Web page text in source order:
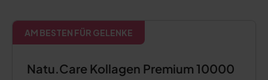
AM BESTEN FÜR GELENKE
Natu.Care Kollagen Premium 10000